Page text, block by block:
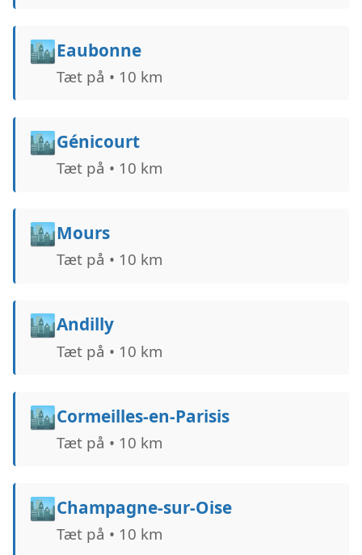
🏙️Eaubonne
Tæt på • 10 km
🏙️Génicourt
Tæt på • 10 km
🏙️Mours
Tæt på • 10 km
🏙️Andilly
Tæt på • 10 km
🏙️Cormeilles-en-Parisis
Tæt på • 10 km
🏙️Champagne-sur-Oise
Tæt på • 10 km